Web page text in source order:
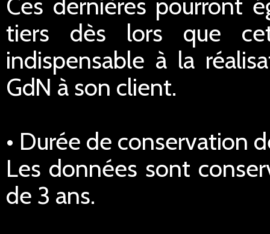
tiers dès lors que
indispensable à la
GdN à son client.
• Durée de conservation
Les données sont
de 3 ans.